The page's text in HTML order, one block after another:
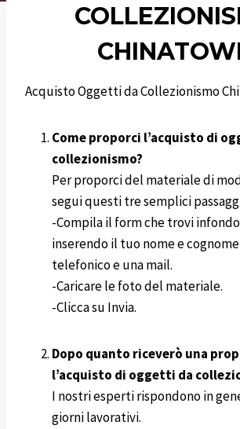
Acquisto Oggetti da Collezionismo
Come proporci l’acquisto di
collezionismo?
Per proporci del materiale di
segui questi tre semplici
-Compila il form che trovi
inserendo il tuo nome e
telefonico e una mail.
-Caricare le foto del materiale.
-Clicca su Invia.
Dopo quanto riceverò una
l’acquisto di oggetti da
I nostri esperti rispondono in
giorni lavorativi.